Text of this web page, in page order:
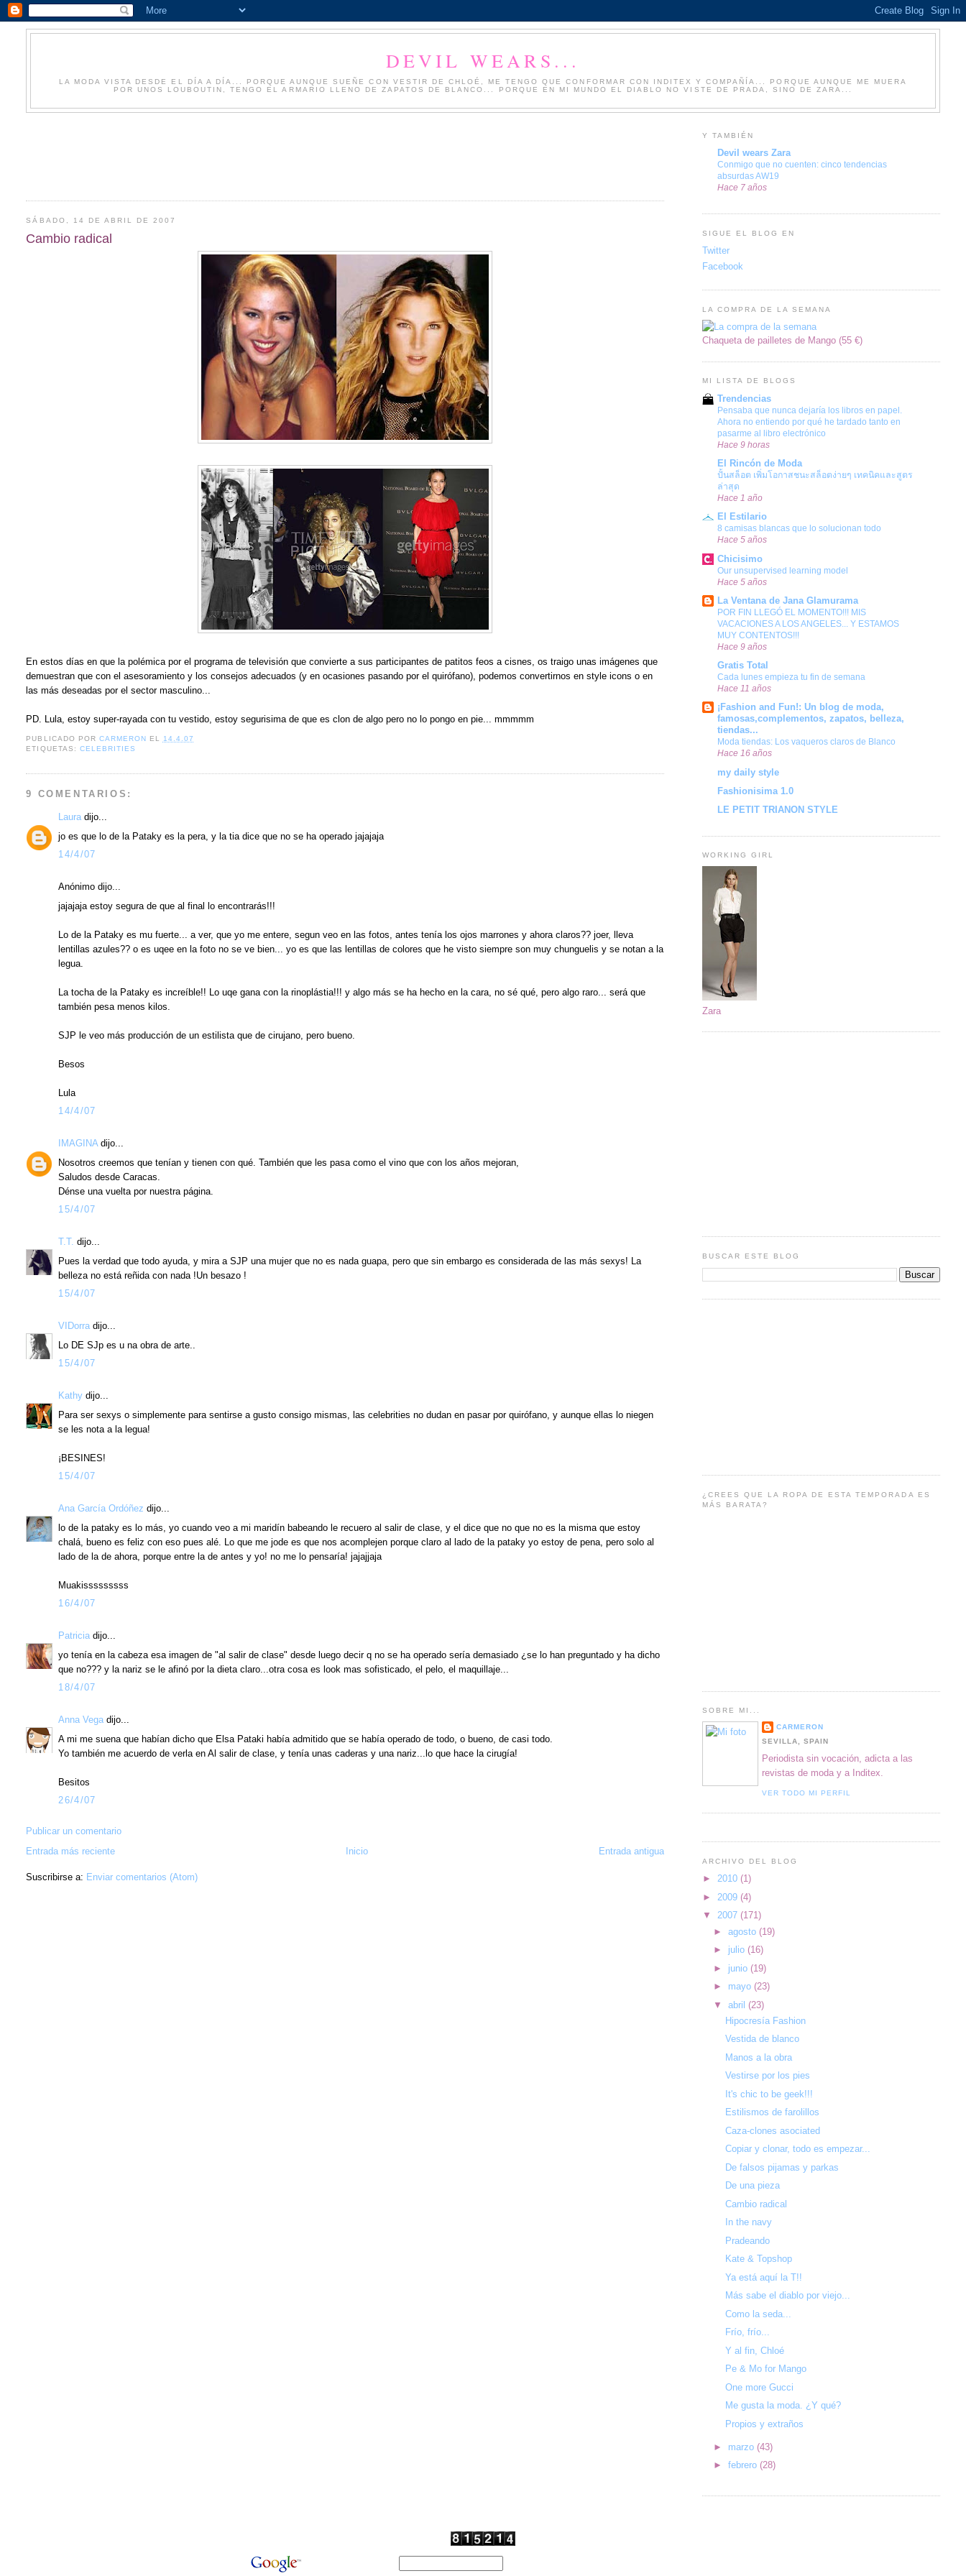
DEVIL WEARS...
LA MODA VISTA DESDE EL DÍA A DÍA... PORQUE AUNQUE SUEÑE CON VESTIR DE CHLOÉ, ME TENGO QUE CONFORMAR CON INDITEX Y COMPAÑÍA... PORQUE AUNQUE ME MUERA
POR UNOS LOUBOUTIN, TENGO EL ARMARIO LLENO DE ZAPATOS DE BLANCO... PORQUE EN MI MUNDO EL DIABLO NO VISTE DE PRADA, SINO DE ZARA...
SÁBADO, 14 DE ABRIL DE 2007
Cambio radical
En estos días en que la polémica por el programa de televisión que convierte a sus participantes de patitos feos a cisnes, os traigo unas imágenes que
demuestran que con el asesoramiento y los consejos adecuados (y en ocasiones pasando por el quirófano), podemos convertirnos en style icons o en
las más deseadas por el sector masculino...
PD. Lula, estoy super-rayada con tu vestido, estoy segurisima de que es clon de algo pero no lo pongo en pie... mmmmm
PUBLICADO POR CARMERON EL
14.4.07
ETIQUETAS: CELEBRITIES
9 COMENTARIOS:
Laura dijo...
jo es que lo de la Pataky es la pera, y la tia dice que no se ha operado jajajaja
14/4/07
Anónimo dijo...
jajajaja estoy segura de que al final lo encontrarás!!!
Lo de la Pataky es mu fuerte... a ver, que yo me entere, segun veo en las fotos, antes tenía los ojos marrones y ahora claros?? joer, lleva
lentillas azules?? o es uqee en la foto no se ve bien... yo es que las lentillas de colores que he visto siempre son muy chunguelis y se notan a la
legua.
La tocha de la Pataky es increíble!! Lo uqe gana con la rinoplástia!!! y algo más se ha hecho en la cara, no sé qué, pero algo raro... será que
también pesa menos kilos.
SJP le veo más producción de un estilista que de cirujano, pero bueno.
Besos
Lula
14/4/07
IMAGINAdijo...
Nosotros creemos que tenían y tienen con qué. También que les pasa como el vino que con los años mejoran,
Saludos desde Caracas.
Dénse una vuelta por nuestra página.
15/4/07
T.T. dijo...
Pues la verdad que todo ayuda, y mira a SJP una mujer que no es nada guapa, pero que sin embargo es considerada de las más sexys! La
belleza no está reñida con nada !Un besazo !
15/4/07
VIDorra dijo...
Lo DE SJp es u na obra de arte..
15/4/07
Kathy dijo...
Para ser sexys o simplemente para sentirse a gusto consigo mismas, las celebrities no dudan en pasar por quirófano, y aunque ellas lo niegen
se les nota a la legua!
¡BESINES!
15/4/07
Ana García Ordóñez dijo...
lo de la pataky es lo más, yo cuando veo a mi maridín babeando le recuero al salir de clase, y el dice que no que no es la misma que estoy
chalá, bueno es feliz con eso pues alé. Lo que me jode es que nos acomplejen porque claro al lado de la pataky yo estoy de pena, pero solo al
lado de la de ahora, porque entre la de antes y yo! no me lo pensaría! jajajjaja
Muakisssssssss
16/4/07
Patricia dijo...
yo tenía en la cabeza esa imagen de "al salir de clase" desde luego decir q no se ha operado sería demasiado ¿se lo han preguntado y ha dicho
que no??? y la nariz se le afinó por la dieta claro...otra cosa es look mas sofisticado, el pelo, el maquillaje...
18/4/07
Anna Vega dijo...
A mi me suena que habían dicho que Elsa Pataki había admitido que se había operado de todo, o bueno, de casi todo.
Yo también me acuerdo de verla en Al salir de clase, y tenía unas caderas y una nariz...lo que hace la cirugía!
Besitos
26/4/07
Publicar un comentario
Entrada más reciente
Entrada antigua
Inicio
Suscribirse a: Enviar comentarios (Atom)
Y TAMBIÉN
Devil wears Zara
Conmigo que no cuenten: cinco tendencias
absurdas AW19
Hace 7 años
SIGUE EL BLOG EN
Twitter
Facebook
LA COMPRA DE LA SEMANA
Chaqueta de pailletes de Mango (55 €)
MI LISTA DE BLOGS
Trendencias
Pensaba que nunca dejaría los libros en papel.
Ahora no entiendo por qué he tardado tanto en
pasarme al libro electrónico
Hace 9 horas
El Rincón de Moda
ปั้นสล็อต เพิ่มโอกาสชนะสล็อตง่ายๆ เทคนิคและสูตร
ล่าสุด
Hace 1 año
El Estilario
8 camisas blancas que lo solucionan todo
Hace 5 años
Chicisimo
Our unsupervised learning model
Hace 5 años
La Ventana de Jana Glamurama
POR FIN LLEGÓ EL MOMENTO!!! MIS
VACACIONES A LOS ANGELES... Y ESTAMOS
MUY CONTENTOS!!!
Hace 9 años
Gratis Total
Cada lunes empieza tu fin de semana
Hace 11 años
¡Fashion and Fun!: Un blog de moda,
famosas,complementos, zapatos, belleza,
tiendas...
Moda tiendas: Los vaqueros claros de Blanco
Hace 16 años
my daily style
Fashionisima 1.0
LE PETIT TRIANON STYLE
WORKING GIRL
Zara
BUSCAR ESTE BLOG
¿CREES QUE LA ROPA DE ESTA TEMPORADA ES
MÁS BARATA?
SOBRE MI...
CARMERON
SEVILLA, SPAIN
Periodista sin vocación, adicta a las
revistas de moda y a Inditex.
VER TODO MI PERFIL
ARCHIVO DEL BLOG
► 2010 (1)
► 2009 (4)
▼ 2007 (171)
►agosto (19)
► julio (16)
► junio (19)
► mayo (23)
▼abril (23)
Hipocresía Fashion
Vestida de blanco
Manos a la obra
Vestirse por los pies
It's chic to be geek!!!
Estilismos de farolillos
Caza-clones asociated
Copiar y clonar, todo es empezar...
De falsos pijamas y parkas
De una pieza
Cambio radical
In the navy
Pradeando
Kate & Topshop
Ya está aquí la T!!
Más sabe el diablo por viejo...
Como la seda...
Frío, frío...
Y al fin, Chloé
Pe & Mo for Mango
One more Gucci
Me gusta la moda. ¿Y qué?
Propios y extraños
► marzo (43)
►febrero (28)